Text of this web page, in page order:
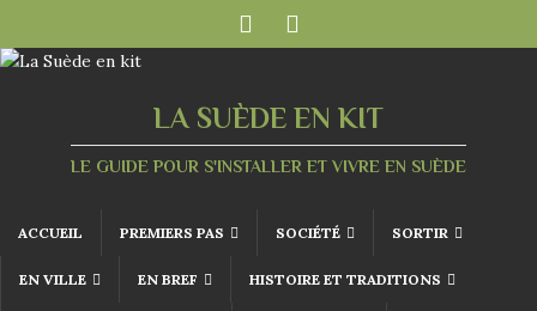
LA SUÈDE EN KIT
LE GUIDE POUR S'INSTALLER ET VIVRE EN SUÈDE
ACCUEIL PREMIERS PAS SOCIÉTÉ SORTIR
EN VILLE EN BREF HISTOIRE ET TRADITIONS